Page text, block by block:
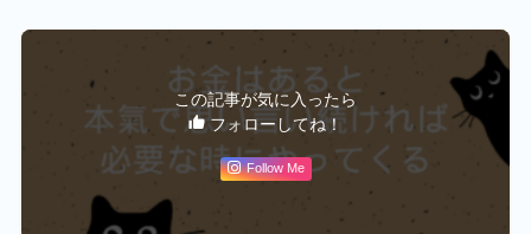
この記事が気に入ったら
フォローしてね！
Follow Me